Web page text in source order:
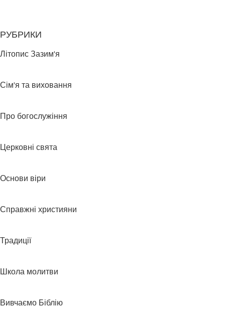
РУБРИКИ
Літопис Зазим'я
Сім'я та виховання
Про богослужіння
Церковні свята
Основи віри
Справжні християни
Традиції
Школа молитви
Вивчаємо Біблію